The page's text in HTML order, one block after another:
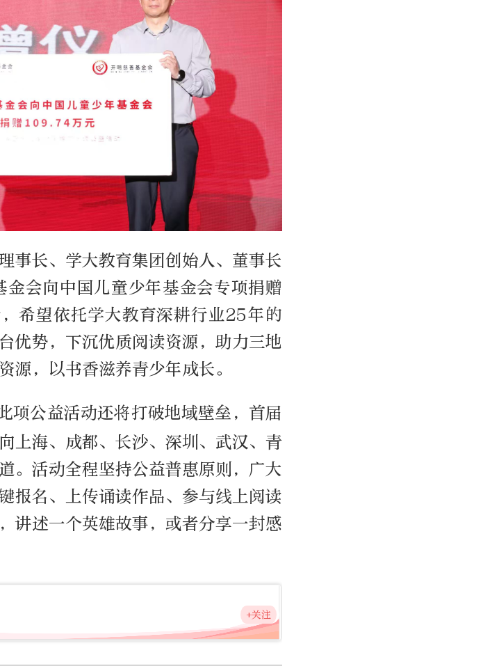
事长、学大教育集团创始人、董事长
会向中国儿童少年基金会专项捐赠
希望依托学大教育深耕行业25年的
优势，下沉优质阅读资源，助力三地
源，以书香滋养青少年成长。
项公益活动还将打破地域壁垒，首届
上海、成都、长沙、深圳、武汉、青
。活动全程坚持公益普惠原则，广大
报名、上传诵读作品、参与线上阅读
讲述一个英雄故事，或者分享一封感
+关注